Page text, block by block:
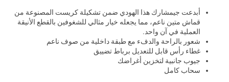
أبدعت جيمشارك هذا الهودي ضمن تشكيلة كريست المصنوعة من
قماش متين ناعم، مما يجعله خيار مثالي للشغوفين بالقطع الأنيقة
العملية في آن واحد.
شعور بالراحة والدفء مع طبقة داخلية من صوف ناعم
غطاء رأس قابل للتعديل برباط تضييق
جيوب جانبية لتخزين أغراضك
سحاب كامل